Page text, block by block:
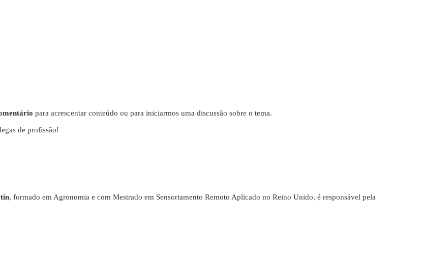
para acrescentar conteúdo ou para iniciarmos uma discussão sobre o tema.
de profissão!
, formado em Agronomia e com Mestrado em Sensoriamento Remoto Aplicado no Reino Unido, é responsável pela